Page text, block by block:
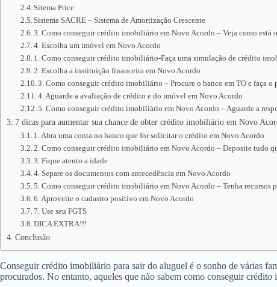
Sitema Price
Sistema SACRE – Sistema de Amortização Crescente
3. Como conseguir crédito imobiliário em Novo Acordo – Veja como está
4. Escolha um imóvel em Novo Acordo
1. Como conseguir crédito imobiliário-Faça uma simulação de crédito
2. Escolha a instituição financeira em Novo Acordo
3. Como conseguir crédito imobiliário – Procure o banco em TO e faça o
4. Aguarde a avaliação de crédito e do imóvel em Novo Acordo
5. Como conseguir crédito imobiliário em Novo Acordo – Aguarde a
7 dicas para aumentar sua chance de obter crédito imobiliário em Novo
1. Abra uma conta no banco que for solicitar o crédito em Novo Acordo
2. Como conseguir crédito imobiliário em Novo Acordo – Deposite tudo
3. Fique atento a idade
4. Separe os documentos com antecedência em Novo Acordo
5. Como conseguir crédito imobiliário em Novo Acordo – Tenha recursos
6. Aproveite o cadastro positivo em Novo Acordo
7. Use seu FGTS
DICA EXTRA!!!
Conclusão
Conseguir crédito imobiliário para sair do aluguel é o sonho de várias
procurados. No entanto, aqueles que não sabem como conseguir